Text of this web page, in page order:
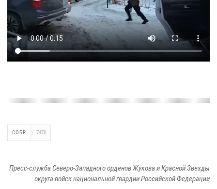
СОБР 7470
Пресс-служба Северо-Западного орденов Жукова и Красной Звезды
округа войск национальной гвардии Российской Федерации